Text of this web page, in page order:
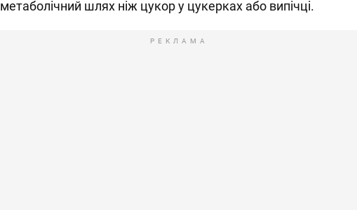
метаболічний шлях ніж цукор у цукерках або випічці.
РЕКЛАМА